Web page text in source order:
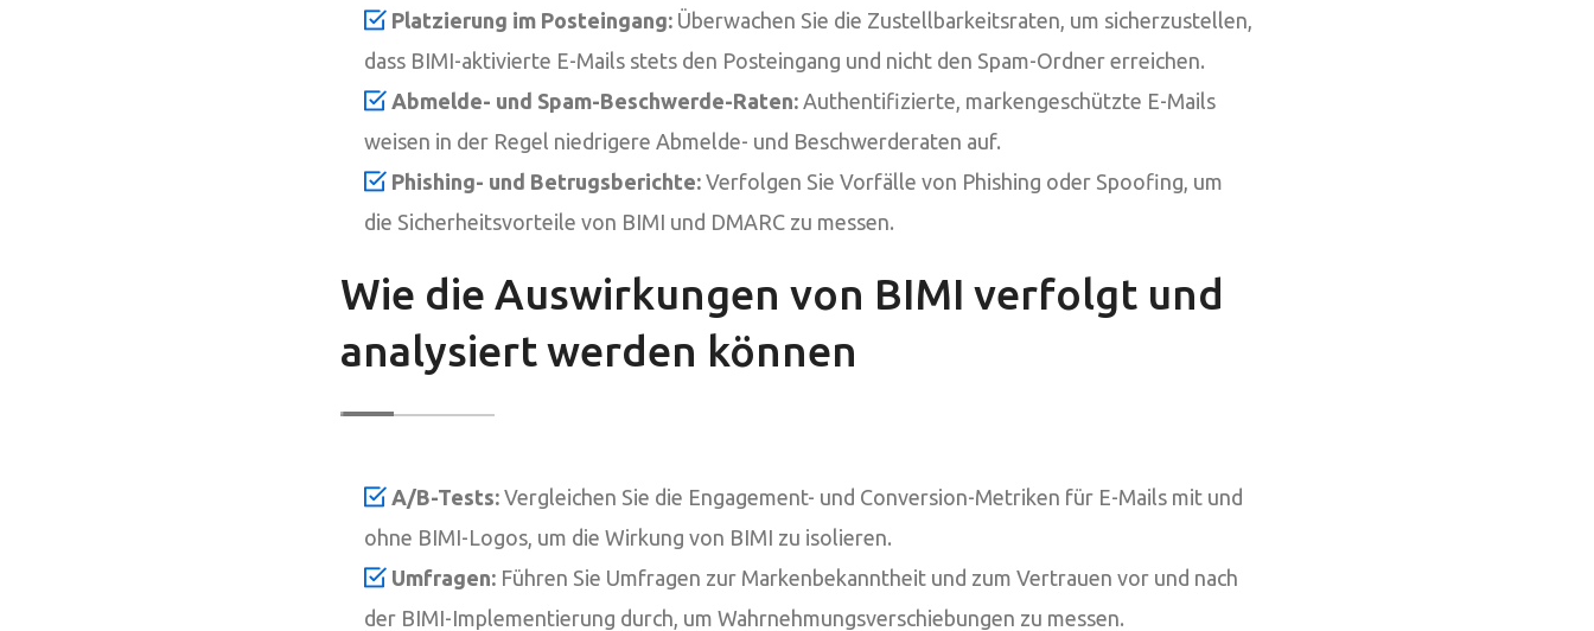
Platzierung im Posteingang: Überwachen Sie die Zustellbarkeitsraten, um sicherzustellen,
dass BIMI-aktivierte E-Mails stets den Posteingang und nicht den Spam-Ordner erreichen.
Abmelde- und Spam-Beschwerde-Raten: Authentifizierte, markengeschützte E-Mails
weisen in der Regel niedrigere Abmelde- und Beschwerderaten auf.
Phishing- und Betrugsberichte: Verfolgen Sie Vorfälle von Phishing oder Spoofing, um
die Sicherheitsvorteile von BIMI und DMARC zu messen.
Wie die Auswirkungen von BIMI verfolgt und
analysiert werden können
A/B-Tests: Vergleichen Sie die Engagement- und Conversion-Metriken für E-Mails mit und
ohne BIMI-Logos, um die Wirkung von BIMI zu isolieren.
Umfragen: Führen Sie Umfragen zur Markenbekanntheit und zum Vertrauen vor und nach
der BIMI-Implementierung durch, um Wahrnehmungsverschiebungen zu messen.